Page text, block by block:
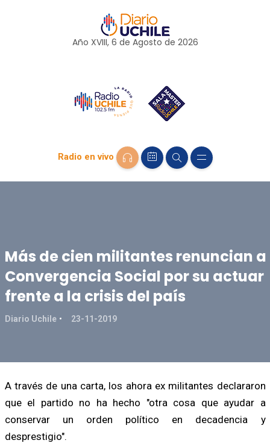
Año XVIII, 6 de Agosto de 2026
Radio en vivo
Más de cien militantes renuncian a
Convergencia Social por su actuar
frente a la crisis del país
Diario Uchile 23-11-2019
A través de una carta, los ahora ex militantes declararon
que el partido no ha hecho "otra cosa que ayudar a
conservar un orden político en decadencia y
desprestigio".